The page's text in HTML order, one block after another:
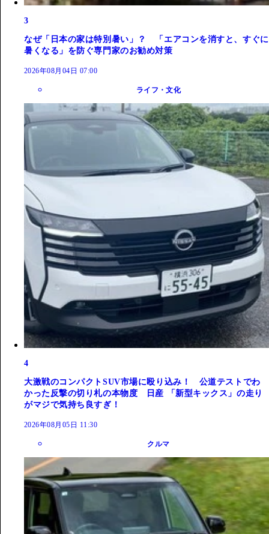
3
なぜ「日本の家は特別暑い」？ 「エアコンを消すと、すぐに
暑くなる」を防ぐ専門家のお勧め対策
2026年08月04日 07:00
ライフ・文化
4
大激戦のコンパクトSUV市場に殴り込み！ 公道テストでわ
かった反撃の切り札の本物度 日産 「新型キックス」の走り
がマジで気持ち良すぎ！
2026年08月05日 11:30
クルマ